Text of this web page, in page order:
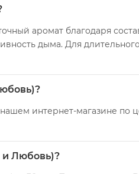
аромат благодаря
дыма. Для
интернет-магазине по
и Любовь)?